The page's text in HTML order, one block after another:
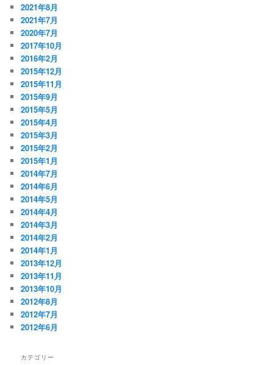
2021年8月
2021年7月
2020年7月
2017年10月
2016年2月
2015年12月
2015年11月
2015年9月
2015年5月
2015年4月
2015年3月
2015年2月
2015年1月
2014年7月
2014年6月
2014年5月
2014年4月
2014年3月
2014年2月
2014年1月
2013年12月
2013年11月
2013年10月
2012年8月
2012年7月
2012年6月
カテゴリー